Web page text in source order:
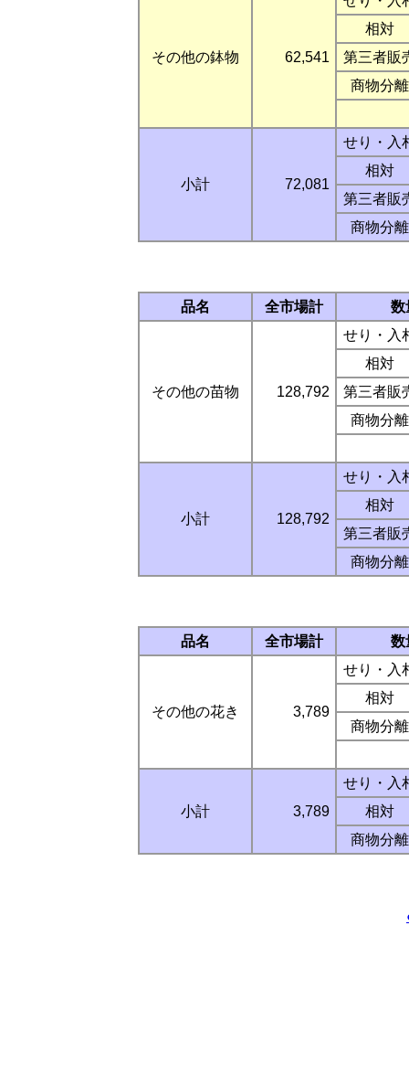
その他の鉢物 62,541
相対
第三者販
商物分離
小計 72,081
せり・入
相対
第三者販
商物分離
品名 全市場計 数
その他の苗物 128,792
せり・入
相対
第三者販
商物分離
小計 128,792
せり・入
相対
第三者販
商物分離
品名 全市場計 数
その他の花き 3,789
せり・入
相対
商物分離
小計 3,789
せり・入
相対
商物分離